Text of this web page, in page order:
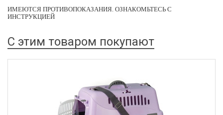
ИМЕЮТСЯ ПРОТИВОПОКАЗАНИЯ. ОЗНАКОМЬТЕСЬ С
ИНСТРУКЦИЕЙ
С этим товаром покупают